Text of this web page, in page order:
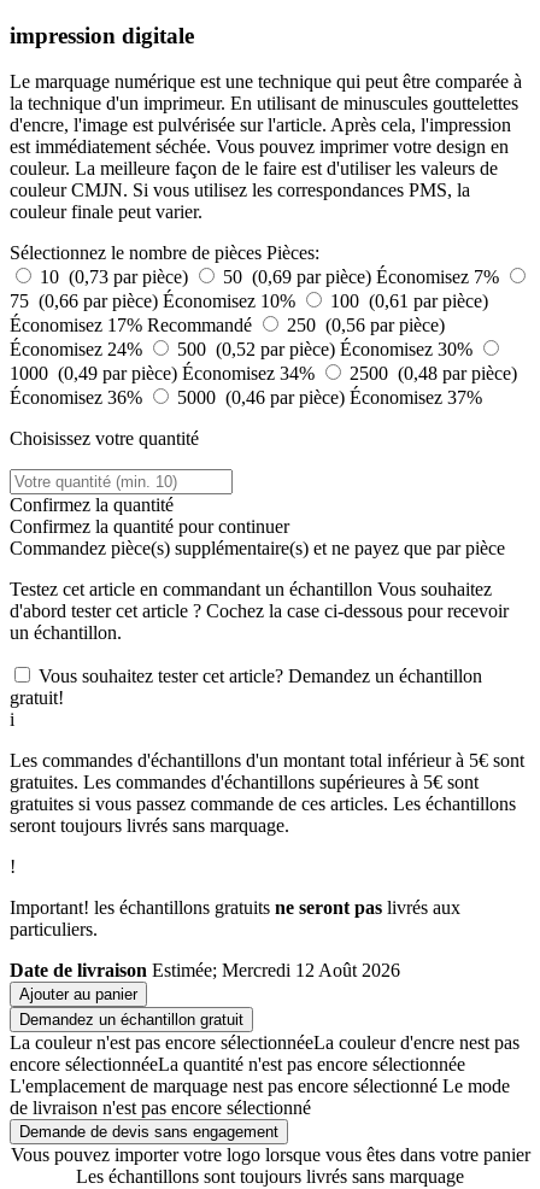
impression digitale
Le marquage numérique est une technique qui peut être comparée à
la technique d'un imprimeur. En utilisant de minuscules gouttelettes
d'encre, l'image est pulvérisée sur l'article. Après cela, l'impression
est immédiatement séchée. Vous pouvez imprimer votre design en
couleur. La meilleure façon de le faire est d'utiliser les valeurs de
couleur CMJN. Si vous utilisez les correspondances PMS, la
couleur finale peut varier.
Sélectionnez le nombre de pièces Pièces:
10 (0,73 par pièce)
50 (0,69 par pièce) Économisez 7%
75 (0,66 par pièce) Économisez 10%
100 (0,61 par pièce)
Économisez 17% Recommandé
250 (0,56 par pièce)
Économisez 24%
500 (0,52 par pièce) Économisez 30%
1000 (0,49 par pièce) Économisez 34%
2500 (0,48 par pièce)
Économisez 36%
5000 (0,46 par pièce) Économisez 37%
Choisissez votre quantité
Confirmez la quantité
Confirmez la quantité pour continuer
Commandez pièce(s) supplémentaire(s) et ne payez que par pièce
Testez cet article en commandant un échantillon Vous souhaitez
d'abord tester cet article ? Cochez la case ci-dessous pour recevoir
un échantillon.
Vous souhaitez tester cet article? Demandez un échantillon
gratuit!
i
Les commandes d'échantillons d'un montant total inférieur à 5€ sont
gratuites. Les commandes d'échantillons supérieures à 5€ sont
gratuites si vous passez commande de ces articles. Les échantillons
seront toujours livrés sans marquage.
!
Important! les échantillons gratuits ne seront pas livrés aux
particuliers.
Date de livraison Estimée; Mercredi 12 Août 2026
Ajouter au panier
Demandez un échantillon gratuit
La couleur n'est pas encore sélectionnéeLa couleur d'encre nest pas
encore sélectionnéeLa quantité n'est pas encore sélectionnée
L'emplacement de marquage nest pas encore sélectionné Le mode
de livraison n'est pas encore sélectionné
Demande de devis sans engagement
Vous pouvez importer votre logo lorsque vous êtes dans votre panier
Les échantillons sont toujours livrés sans marquage